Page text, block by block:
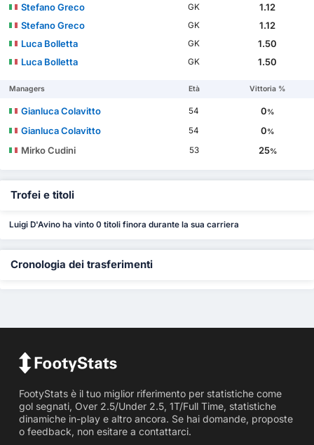
Stefano Greco GK
1.12
Stefano Greco
GK
1.12
Luca Bolletta
GK
1.50
Luca Bolletta
GK 1.50
Managers Età Vittoria %
Gianluca Colavitto 54 0%
Gianluca Colavitto 54 0%
Mirko Cudini 53 25%
Trofei e titoli
Luigi D'Avino ha vinto 0 titoli finora durante la sua carriera
Cronologia dei trasferimenti
FootyStats è il tuo miglior riferimento per statistiche come
gol segnati, Over 2.5/Under 2.5, 1T/Full Time, statistiche
dinamiche in-play e altro ancora. Se hai domande, proposte
o feedback, non esitare a contattarci.